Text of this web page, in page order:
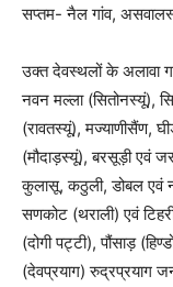
सप्तम- नैल गांव,
उक्त देवस्थलों के अलावा
नवन मल्ला (सितोनस्यूं),
(रावतस्यूं), मज्याणीसैंण,
(मौदाड़स्यूं), बरसूड़ी एवं
कुलासू, कठुली, डोबल एवं
सणकोट (थराली) एवं
(दोगी पट्टी), पौंसाड़
(देवप्रयाग) रुद्रप्रयाग